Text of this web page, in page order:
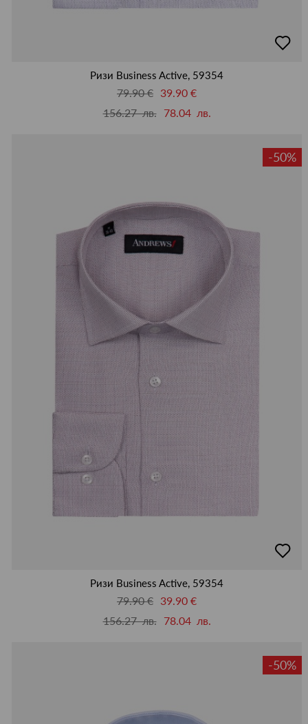
в
Ризи Business Active, 59354
79.90 € 39.90 €
156.27 лв.
78.04 лв.
-50%
в
Ризи Business Active, 59354
79.90 € 39.90 €
156.27 лв.
78.04 лв.
-50%